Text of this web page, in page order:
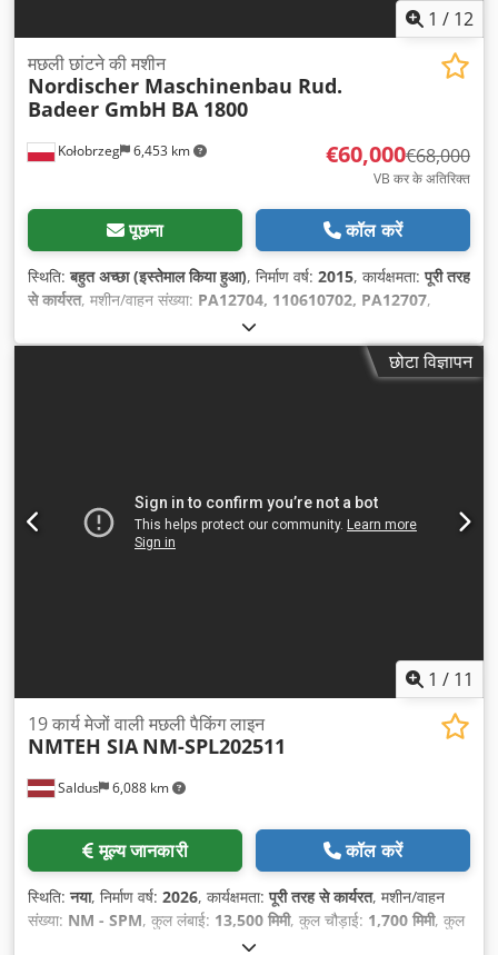
1 / 12
Kołobrzeg 6,453 km
मछली छांटने की मशीन
Nordischer Maschinenbau Rud.
Badeer GmbH BA 1800
€60,000€68,000
VB कर के अतिरिक्त
पूछना कॉल करें
स्थिति:बहुत अच्छा (इस्तेमाल किया हुआ), निर्माण वर्ष: 2015, कार्यक्षमता:पूरी तरह
से कार्यरत, मशीन/वाहन संख्या: PA12704, 110610702, PA12707,
छोटा विज्ञापन
1 / 11
Saldus 6,088 km
19 कार्य मेजों वाली मछली पैकिंग लाइन
NMTEH SIA NM-SPL202511
मूल्य जानकारी कॉल करें
स्थिति:नया, निर्माण वर्ष: 2026, कार्यक्षमता:पूरी तरह से कार्यरत, मशीन/वाहन
संख्या: NM - SPM, कुल लंबाई: 13,500 मिमी, कुल चौड़ाई: 1,700 मिमी, कुल
सीई चिह्नांकन